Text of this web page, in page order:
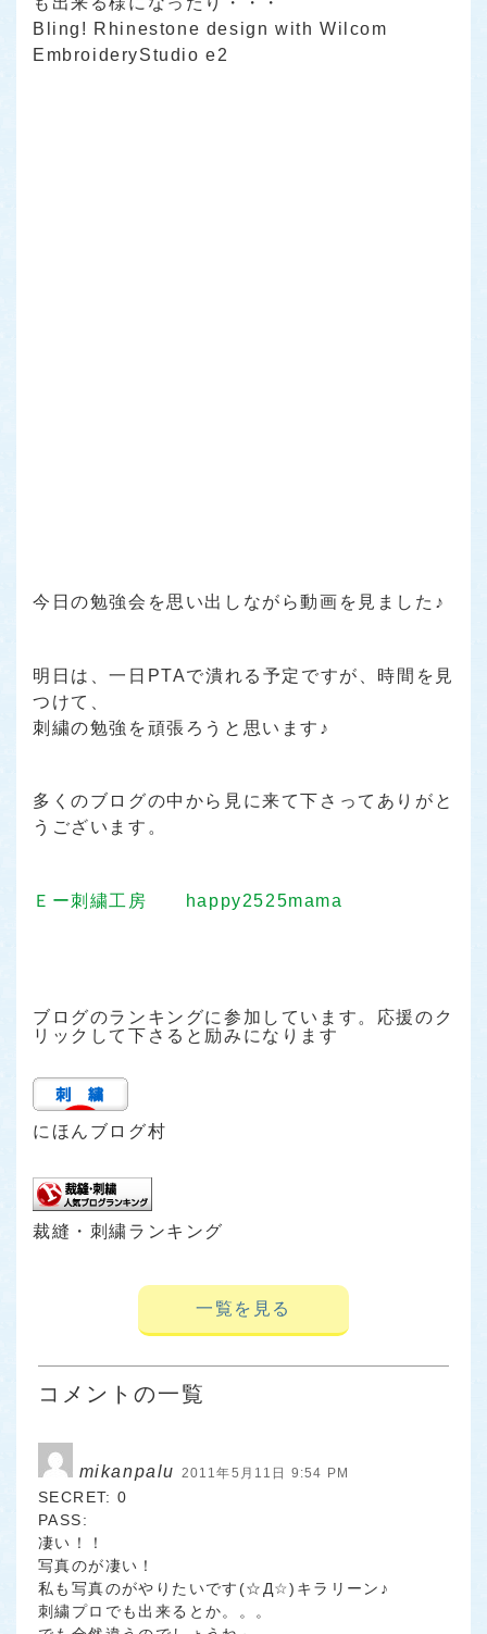
Bling! Rhinestone design with Wilcom
EmbroideryStudio e2
今日の勉強会を思い出しながら動画を見ました♪
明日は、一日PTAで潰れる予定ですが、時間を見
つけて、
刺繍の勉強を頑張ろうと思います♪
多くのブログの中から見に来て下さってありがと
うございます。
Ｅー刺繍工房 happy2525mama
ブログのランキングに参加しています。応援のク
リックして下さると励みになります
にほんブログ村
裁縫・刺繍ランキング
一覧を見る
コメントの一覧
mikanpalu 2011年5月11日 9:54 PM
SECRET: 0
PASS:
凄い！！
写真のが凄い！
私も写真のがやりたいです(☆Д☆)キラリーン♪
刺繍プロでも出来るとか。。。